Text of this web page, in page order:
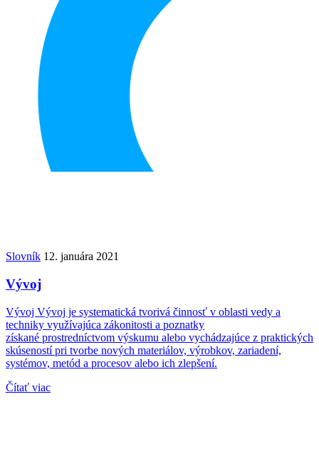
Slovník 12. januára 2021
Vývoj
Vývoj Vývoj je systematická tvorivá činnosť v oblasti vedy a
techniky využívajúca zákonitosti a poznatky
získané prostredníctvom výskumu alebo vychádzajúce z praktických
skúseností pri tvorbe nových materiálov, výrobkov, zariadení,
systémov, metód a procesov alebo ich zlepšení.
Čítať viac